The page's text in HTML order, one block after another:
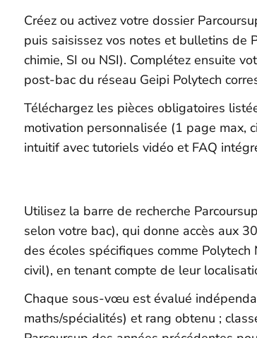
Créez ou activez votre dossier
puis saisissez vos notes et bulletins de
chimie, SI ou NSI). Complétez ensuite
post-bac du réseau Geipi Polytech
Téléchargez les pièces obligatoires
motivation personnalisée (1 page max,
intuitif avec tutoriels vidéo et FAQ
Utilisez la barre de recherche
selon votre bac), qui donne accès aux
des écoles spécifiques comme
civil), en tenant compte de leur
Chaque sous-vœu est évalué
maths/spécialités) et rang obtenu ;